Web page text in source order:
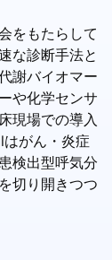
をもたらして
な診断手法と
謝バイオマー
や化学センサ
現場での導入
がん・炎症
検出型呼気分
切り開きつつ